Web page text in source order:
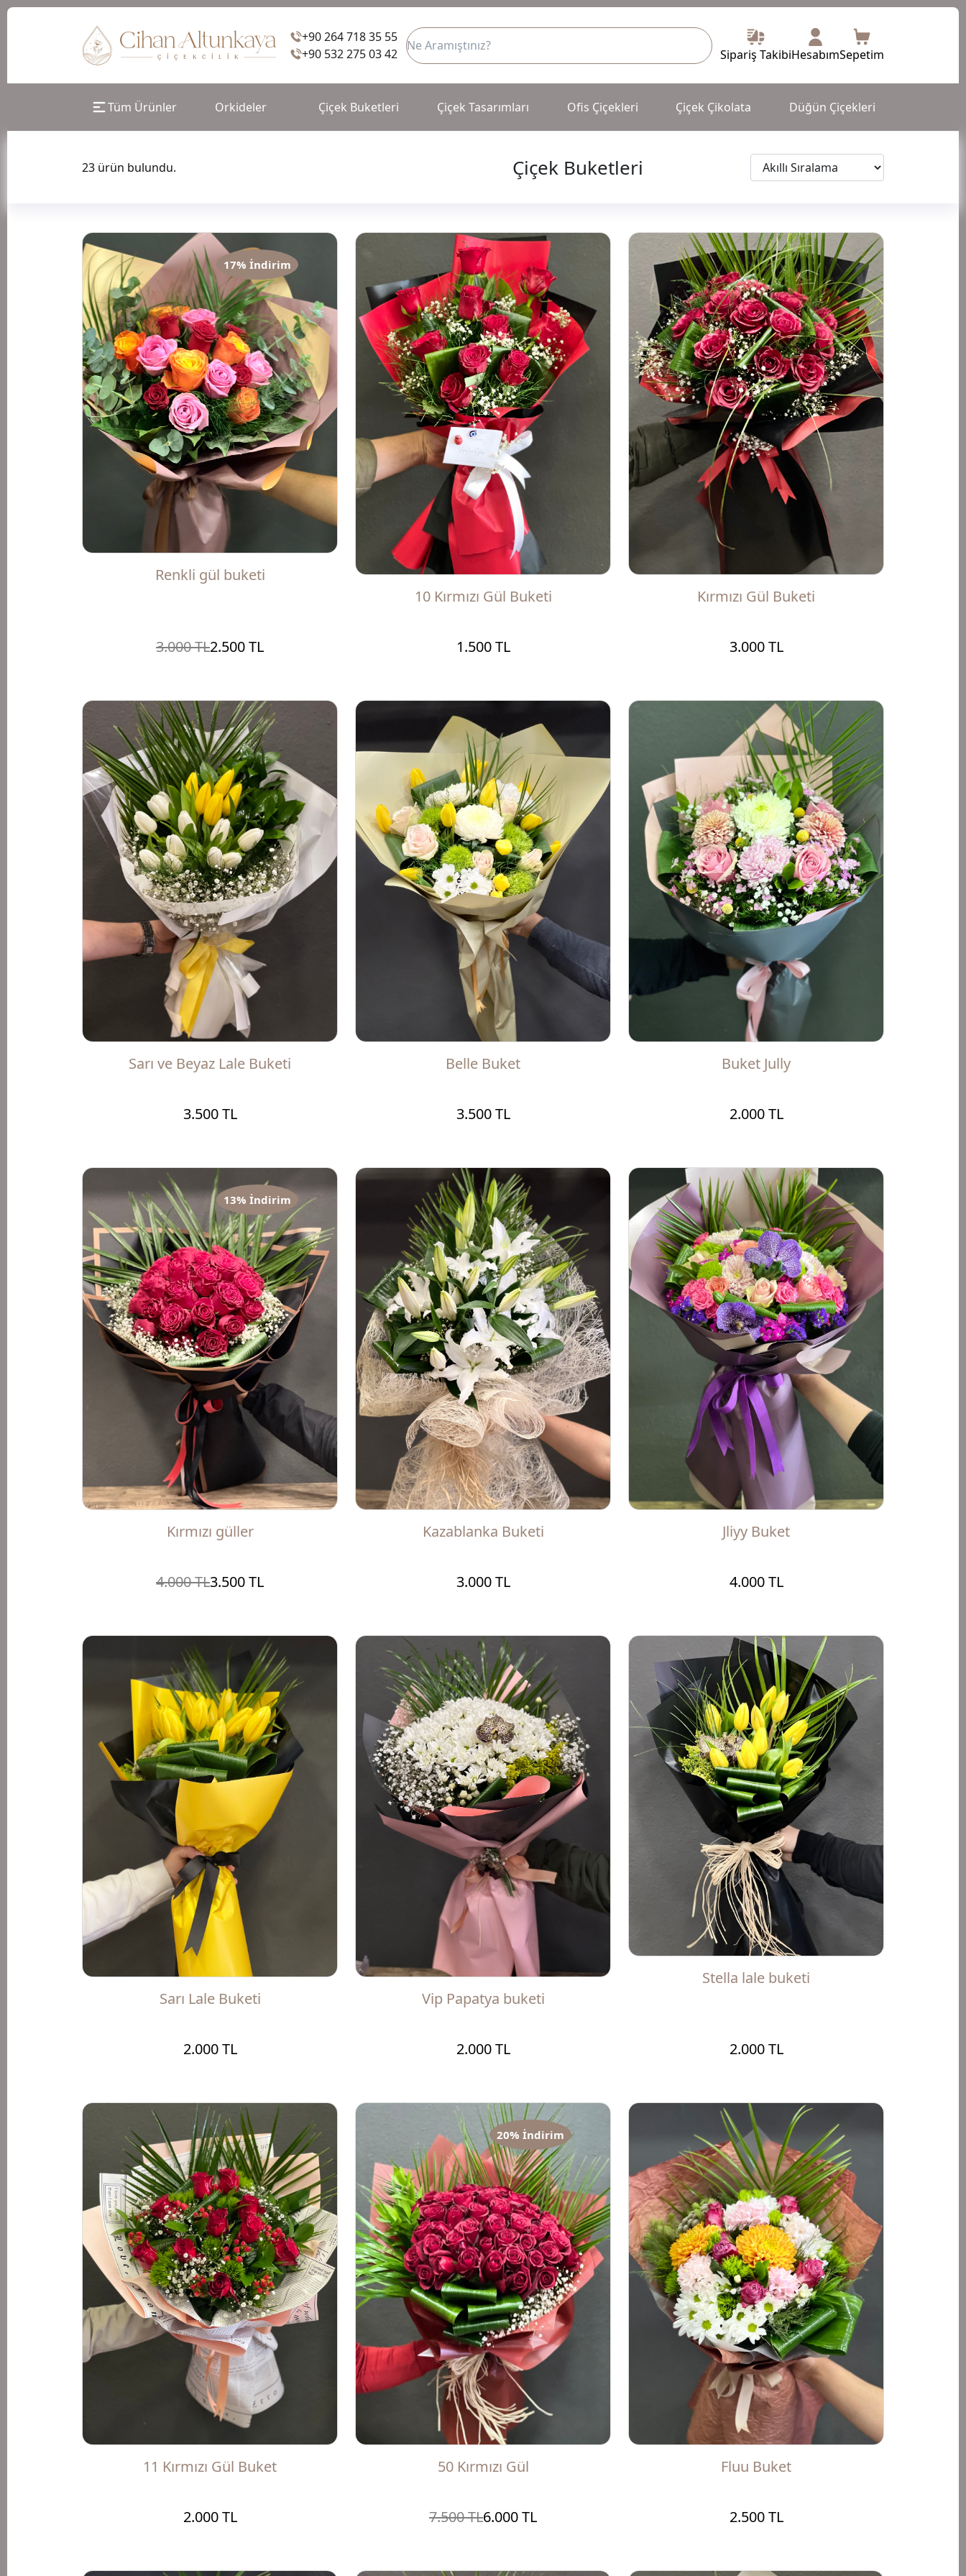
+90 264 718 35 55
+90 532 275 03 42
Sipariş TakibiHesabımSepetim
Tüm Ürünler Orkideler Çiçek Buketleri Çiçek Tasarımları Ofis Çiçekleri Çiçek Çikolata Düğün Çiçekleri
23 ürün bulundu. Çiçek Buketleri
17% İndirim
Renkli gül buketi
3.000 TL2.500 TL
10 Kırmızı Gül Buketi
1.500 TL
Kırmızı Gül Buketi
3.000 TL
Sarı ve Beyaz Lale Buketi
3.500 TL
Belle Buket
3.500 TL
Buket Jully
2.000 TL
13% İndirim
Kırmızı güller
4.000 TL3.500 TL
Kazablanka Buketi
3.000 TL
Jliyy Buket
4.000 TL
Sarı Lale Buketi
2.000 TL
Vip Papatya buketi
2.000 TL
Stella lale buketi
2.000 TL
11 Kırmızı Gül Buket
2.000 TL
20% İndirim
50 Kırmızı Gül
7.500 TL6.000 TL
Fluu Buket
2.500 TL